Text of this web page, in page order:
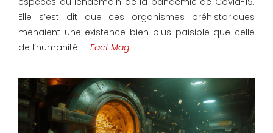
Elle s’est dit que ces organismes préhistoriques
menaient une existence bien plus paisible que celle
de l’humanité. – Fact Mag